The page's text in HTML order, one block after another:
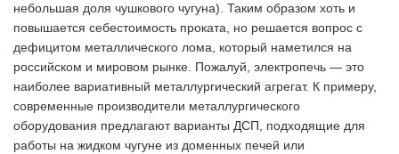
небольшая доля чушкового чугуна). Таким образом хоть и
повышается себестоимость проката, но решается вопрос с
дефицитом металлического лома, который наметился на
российском и мировом рынке. Пожалуй, электропечь — это
наиболее вариативный металлургический агрегат. К примеру,
современные производители металлургического
оборудования предлагают варианты ДСП, подходящие для
работы на жидком чугуне из доменных печей или